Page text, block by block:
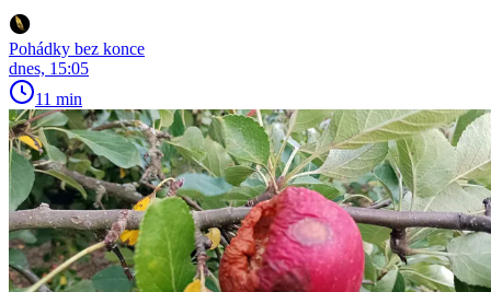
Pohádky bez konce
dnes, 15:05
11 min